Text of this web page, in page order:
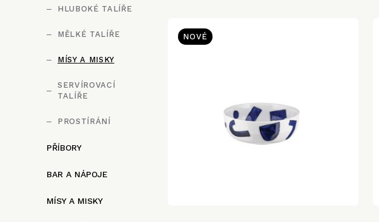
HLUBOKÉ TALÍŘE
MĚLKÉ TALÍŘE
MÍSY A MISKY
SERVÍROVACÍ
TALÍŘE
PROSTÍRÁNÍ
PŘÍBORY
BAR A NÁPOJE
MÍSY A MISKY
NOVÉ